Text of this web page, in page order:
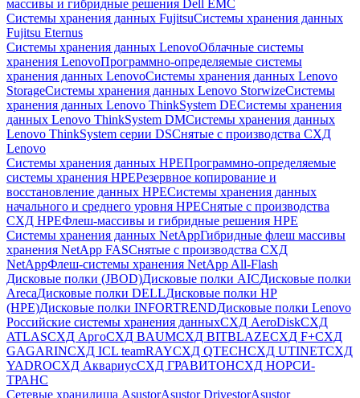
массивы и гибридные решения Dell EMC
Системы хранения данных FujitsuСистемы хранения данных
Fujitsu Eternus
Системы хранения данных LenovoОблачные системы
хранения LenovoПрограммно-определяемые системы
хранения данных LenovoСистемы хранения данных Lenovo
StorageСистемы хранения данных Lenovo StorwizeСистемы
хранения данных Lenovo ThinkSystem DEСистемы хранения
данных Lenovo ThinkSystem DMСистемы хранения данных
Lenovo ThinkSystem серии DSСнятые с производства СХД
Lenovo
Системы хранения данных HPEПрограммно-определяемые
системы хранения HPEРезервное копирование и
восстановление данных HPEСистемы хранения данных
начального и среднего уровня HPEСнятые с производства
СХД HPEФлеш-массивы и гибридные решения HPE
Cистемы хранения данных NetAppГибридные флеш массивы
хранения NetApp FASСнятые с производства СХД
NetAppФлеш-системы хранения NetApp All-Flash
Дисковые полки (JBOD)Дисковые полки AICДисковые полки
ArecaДисковые полки DELLДисковые полки HP
(HPE)Дисковые полки INFORTRENDДисковые полки Lenovo
Российские системы хранения данныхСХД AeroDiskСХД
ATLASСХД AргоСХД BAUMСХД BITBLAZEСХД F+СХД
GAGARINСХД ICL teamRAYСХД QTECHСХД UTINETСХД
YADROСХД АквариусСХД ГРАВИТОНСХД НОРСИ-
ТРАНС
Сетевые хранилища AsustorAsustor DrivestorAsustor